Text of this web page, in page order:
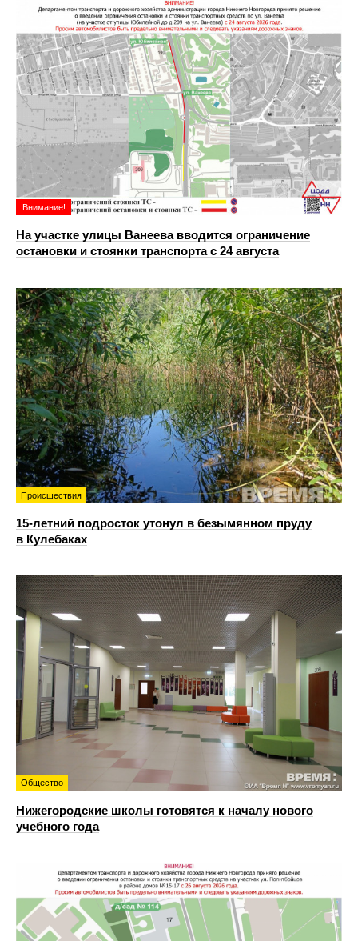
Внимание!
На участке улицы Ванеева вводится ограничение
остановки и стоянки транспорта с 24 августа
Происшествия
15-летний подросток утонул в безымянном пруду
в Кулебаках
Общество
Нижегородские школы готовятся к началу нового
учебного года